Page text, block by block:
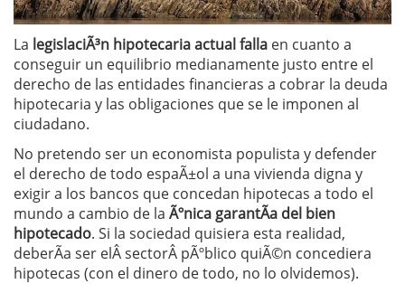
La legislaciÃ³n hipotecaria actual falla en cuanto a
conseguir un equilibrio medianamente justo entre el
derecho de las entidades financieras a cobrar la deuda
hipotecaria y las obligaciones que se le imponen al
ciudadano.
No pretendo ser un economista populista y defender
el derecho de todo espaÃ±ol a una vivienda digna y
exigir a los bancos que concedan hipotecas a todo el
mundo a cambio de la Ãºnica garantÃ­a del bien
hipotecado. Si la sociedad quisiera esta realidad,
deberÃ­a ser elÂ sectorÂ pÃºblico quiÃ©n concediera
hipotecas (con el dinero de todo, no lo olvidemos).